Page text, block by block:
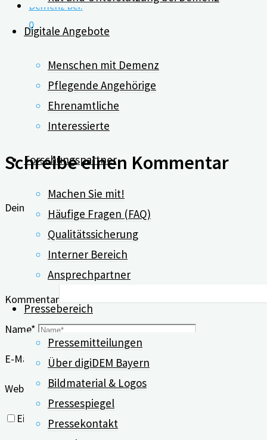
Digitale Angebote
Menschen mit Demenz
Pflegende Angehörige
Ehrenamtliche
Interessierte
Forschungspartner
Machen Sie mit!
Häufige Fragen (FAQ)
Qualitätssicherung
Interner Bereich
Ansprechpartner
Pressebereich
Pressemitteilungen
Über digiDEM Bayern
Bildmaterial & Logos
Pressespiegel
Pressekontakt
0
Mit VR-Brille und Tablet für
Schreibe einen Kommentar
Deine E-Mail-Adresse wird nicht veröffentlicht.
Kommentar
Name*
E-Mail *
Website
Eigenen Namen, eigene E-Mail-Adresse und eigene